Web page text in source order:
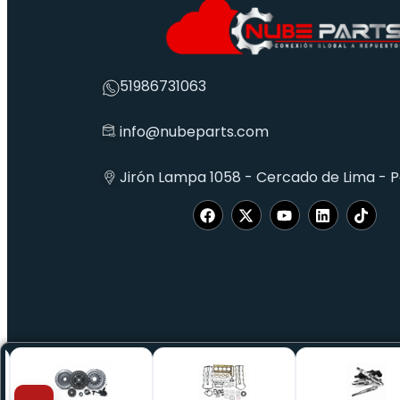
51986731063
info@nubeparts.com
Jirón Lampa 1058 - Cercado de Lima -